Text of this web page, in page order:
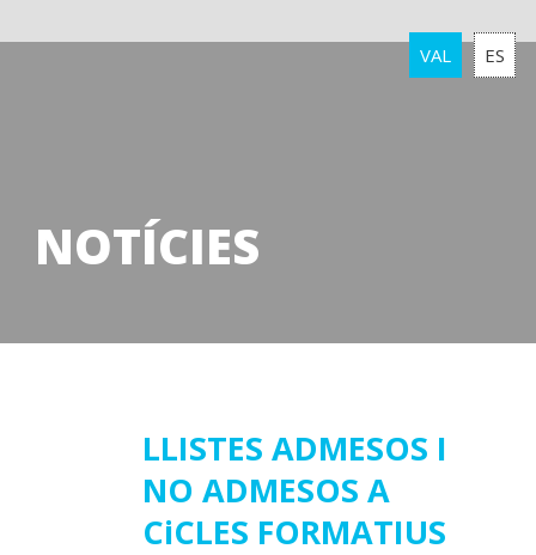
VAL ES
NOTÍCIES
LLISTES ADMESOS I
NO ADMESOS A
CiCLES FORMATIUS